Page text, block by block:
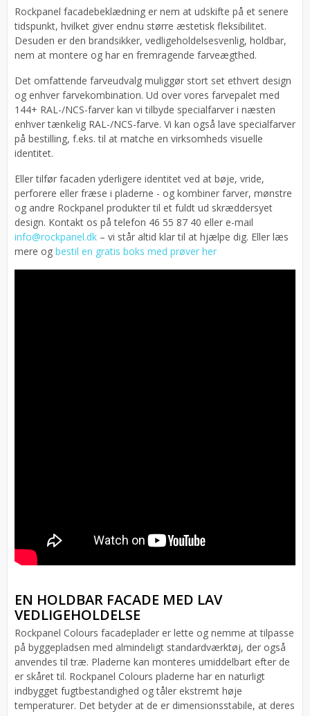
Rockpanel facadebeklædning er nem at udskifte på et senere
tidspunkt, hvilket giver endnu større æstetisk fleksibilitet.
Desuden er den brandsikker, vedligeholdelsesvenlig, holdbar,
nem at montere og har en fremragende farveægthed.
Det omfattende farveudvalg muliggør stort set ethvert design
og enhver farvekombination. Ud over vores farvepalet med
144+ RAL-/NCS-farver kan vi tilbyde specialfarver i næsten
enhver tænkelig RAL-/NCS-farve. Vi kan også lave specialfarver
på bestilling, f.eks. til at matche en virksomheds visuelle
identitet.
Eller tilfør facaden yderligere identitet ved at bøje, vride,
perforere eller fræse i pladerne - og kombiner farver, mønstre
og andre Rockpanel produkter til et fuldt ud skræddersyet
design. Kontakt os på telefon 46 55 87 40 eller e-mail
info@rockpanel.dk – vi står altid klar til at hjælpe dig. Eller læs
mere og bestil en gratis boks med prøver her
EN HOLDBAR FACADE MED LAV
VEDLIGEHOLDELSE
Rockpanel Colours facadeplader er lette og nemme at tilpasse
på byggepladsen med almindeligt standardværktøj, der også
anvendes til træ. Pladerne kan monteres umiddelbart efter de
er skåret til. Rockpanel Colours pladerne har en naturligt
indbygget fugtbestandighed og tåler ekstremt høje
temperaturer. Det betyder at de er dimensionsstabile, at deres